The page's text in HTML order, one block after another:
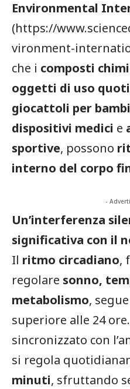
Environmental
(https://
vironment-
che i composti
oggetti di uso
giocattoli per
dispositivi medici e
sportive, possono
interno del corpo
-
Un’interferenza
significativa con il
Il ritmo circadiano,
regolare sonno,
metabolismo,
superiore alle 24
sincronizzato con
si regola
minuti, sfruttando